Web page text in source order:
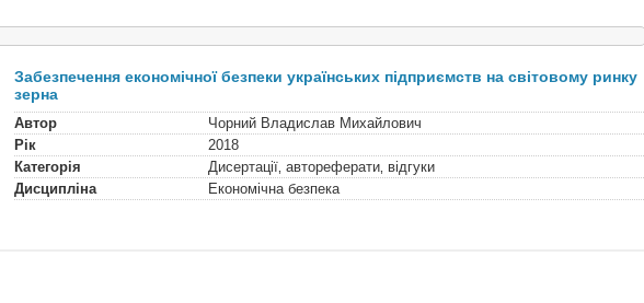
Забезпечення економічної безпеки українських підприємств на світовому ринку
зерна
Автор
Чорний Владислав Михайлович
Рік
2018
Категорія
Дисертації‚ автореферати‚ відгуки
Дисципліна
Економічна безпека